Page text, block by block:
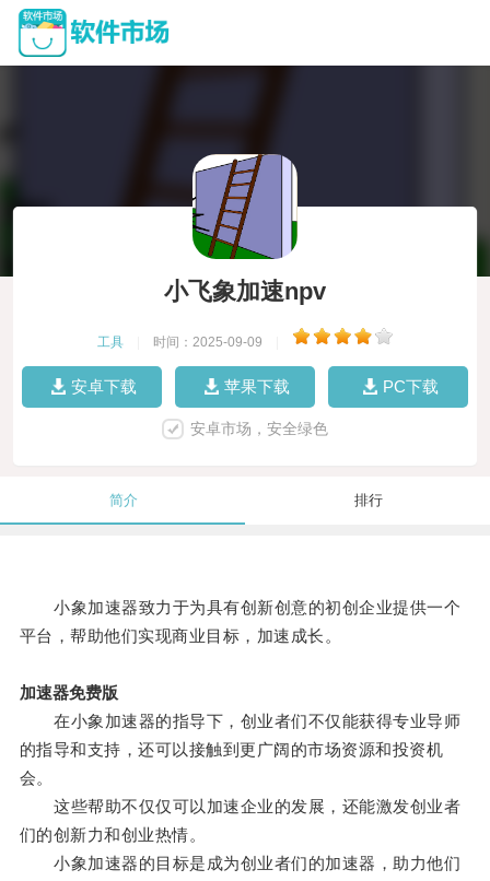
小飞象加速npv
工具 时间：2025-09-09
安卓下载 苹果下载 PC下载
安卓市场，安全绿色
简介 排行
小象加速器致力于为具有创新创意的初创企业提供一个
平台，帮助他们实现商业目标，加速成长。
加速器免费版
在小象加速器的指导下，创业者们不仅能获得专业导师
的指导和支持，还可以接触到更广阔的市场资源和投资机
会。
这些帮助不仅仅可以加速企业的发展，还能激发创业者
们的创新力和创业热情。
小象加速器的目标是成为创业者们的加速器，助力他们